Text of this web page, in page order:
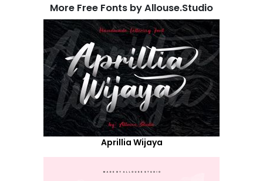
More Free Fonts by Allouse.Studio
Aprillia Wijaya